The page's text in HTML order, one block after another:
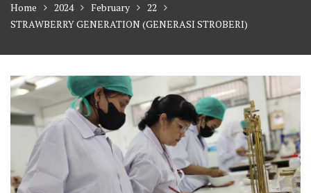
Home 2024 February
22
STRAWBERRY GENERATION (GENERASI STROBERI)